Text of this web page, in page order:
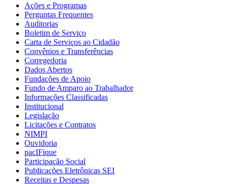
Ações e Programas
Perguntas Frequentes
Auditorias
Boletim de Serviço
Carta de Serviços ao Cidadão
Convênios e Transferências
Corregedoria
Dados Abertos
Fundações de Apoio
Fundo de Amparo ao Trabalhador
Informações Classificadas
Institucional
Legislação
Licitações e Contratos
NIMPI
Ouvidoria
pacIFique
Participação Social
Publicações Eletrônicas SEI
Receitas e Despesas